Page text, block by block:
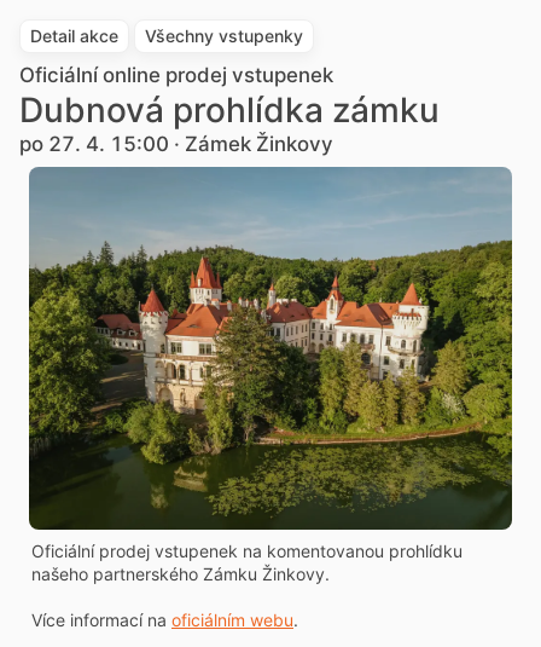
Detail akce Všechny vstupenky
Oficiální online prodej vstupenek
Dubnová prohlídka zámku
po 27. 4. 15:00 · Zámek Žinkovy
Oficiální prodej vstupenek na komentovanou prohlídku
našeho partnerského Zámku Žinkovy.
Více informací na oficiálním webu.